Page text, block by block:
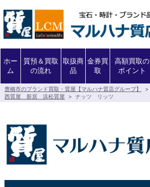
ホー
ム
質預＆買取
の流れ
取扱商
品
金券買
取
高額買取の
ポイント
豊橋市のブランド買取・質屋【マルハナ質店グループ】 >
西質屋 新居 浜松質屋
> ナッツ リッツ